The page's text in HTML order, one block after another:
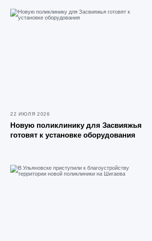
22 ИЮЛЯ 2026
Новую поликлинику для Засвияжья
готовят к установке оборудования